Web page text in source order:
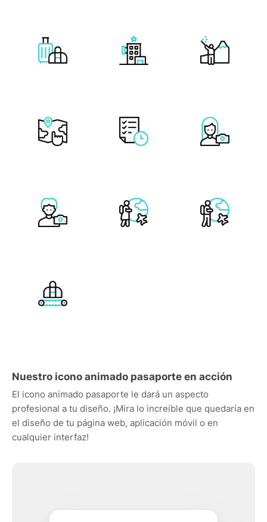
Nuestro icono animado pasaporte en acción
El icono animado pasaporte le dará un aspecto
profesional a tu diseño. ¡Mira lo increíble que quedaría en
el diseño de tu página web, aplicación móvil o en
cualquier interfaz!